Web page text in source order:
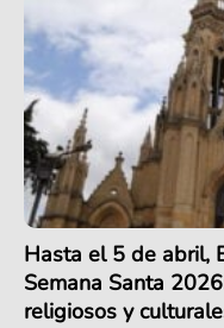
Hasta el 5 de abril,
Semana Santa
religiosos y